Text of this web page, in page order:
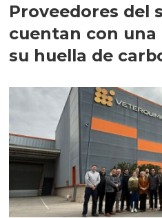
Proveedores del
cuentan con
su huella de